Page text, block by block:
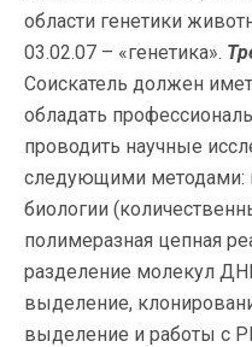
области генетики
03.02.07 – «генетика».
Соискатель должен
обладать
проводить научные
следующими методами:
биологии
полимеразная цепная
разделение молекул
выделение,
выделение и работы с